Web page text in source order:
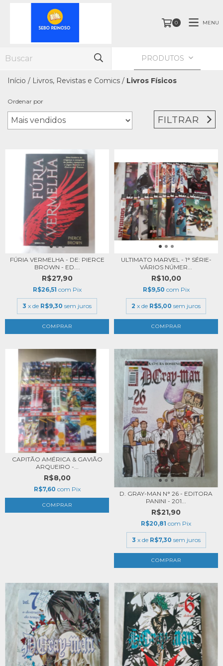
0 MENU
PRODUTOS
Início / Livros, Revistas e Comics / Livros Físicos
Ordenar por
FILTRAR
FÚRIA VERMELHA - DE: PIERCE
BROWN - ED....
R$27,90
R$26,51 com Pix
3 x de R$9,30 sem juros
ULTIMATO MARVEL - 1° SÉRIE-
VÁRIOS NÚMER...
R$10,00
R$9,50 com Pix
2 x de R$5,00 sem juros
CAPITÃO AMÉRICA & GAVIÃO
ARQUEIRO -...
R$8,00
R$7,60 com Pix
D. GRAY-MAN N° 26 - EDITORA
PANINI - 201...
R$21,90
R$20,81 com Pix
3 x de R$7,30 sem juros